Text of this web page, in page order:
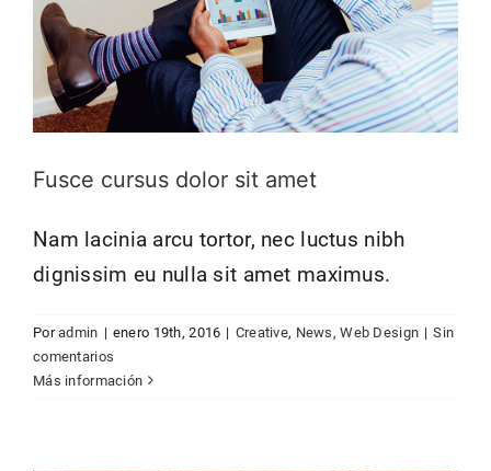
Fusce cursus dolor sit amet
Nam lacinia arcu tortor, nec luctus nibh
dignissim eu nulla sit amet maximus.
Poradmin | enero 19th, 2016 | Creative, News ,Web Design | Sin
comentarios
Más información
Aliquam luctus sem massa